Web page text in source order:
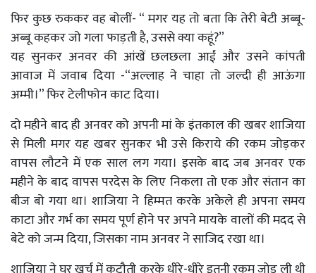
फिर कुछ रुककर वह बोलीं- “ मगर यह तो बता कि तेरी बेटी अब्बू-
अब्बू कहकर जो गला फाड़ती है, उससे क्या कहूं?”
यह सुनकर अनवर की आंखें छलछला आईं और उसने कांपती
आवाज में जवाब दिया -“अल्लाह ने चाहा तो जल्दी ही आऊंगा
अम्मी।” फिर टेलीफोन काट दिया।
दो महीने बाद ही अनवर को अपनी मां के इंतकाल की खबर शाजिया
से मिली मगर यह खबर सुनकर भी उसे किराये की रकम जोड़कर
वापस लौटने में एक साल लग गया। इसके बाद जब अनवर एक
महीने के बाद वापस परदेस के लिए निकला तो एक और संतान का
बीज बो गया था। शाजिया ने हिम्मत करके अकेले ही अपना समय
काटा और गर्भ का समय पूर्ण होने पर अपने मायके वालों की मदद से
बेटे को जन्म दिया, जिसका नाम अनवर ने साजिद रखा था।